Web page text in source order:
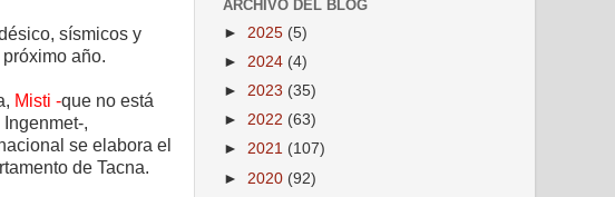
sísmicos y
año.
Misti -que no está
,
se elabora el
de Tacna.
ARCHIVO DEL BLOG
► 2025 (5)
► 2024 (4)
► 2023 (35)
► 2022 (63)
► 2021 (107)
► 2020 (92)